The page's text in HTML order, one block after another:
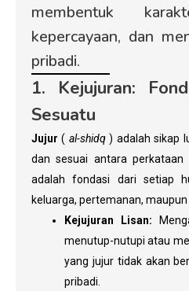
membentuk
kepercayaan, dan
pribadi.
1. Kejujuran:
Sesuatu
Jujur ( al-shidq) adalah sikap
dan sesuai antara perkataan
adalah fondasi dari setiap
keluarga, pertemanan, maupun
Kejujuran Lisan:
menutup-nutupi atau
yang jujur tidak akan
pribadi.